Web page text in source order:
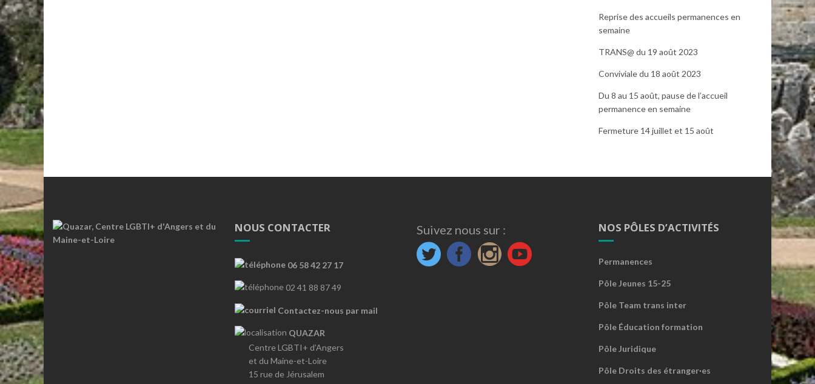
Reprise des accueils permanences en
semaine
TRANS@ du 19 août 2023
Conviviale du 18 août 2023
Du 8 au 15 août, pause de l’accueil
permanence en semaine
Fermeture 14 juillet et 15 août
NOUS CONTACTER
06 58 42 27 17
02 41 88 87 49
Contactez-nous par mail
QUAZAR
Centre LGBTI+ d’Angers
et du Maine-et-Loire
15 rue de Jérusalem
Suivez nous sur : NOS PÔLES D’ACTIVITÉS
Permanences
Pôle Jeunes 15-25
Pôle Team trans inter
Pôle Éducation formation
Pôle Juridique
Pôle Droits des étranger·es